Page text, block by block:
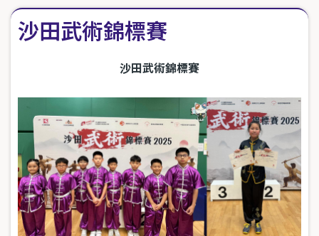
連
結
沙田武術錦標賽
沙田武術錦標賽